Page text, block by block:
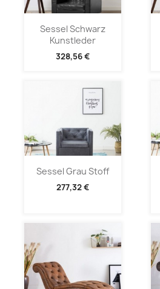
Sessel Schwarz
Kunstleder
328,56 €
Sessel Grau Stoff
277,32 €